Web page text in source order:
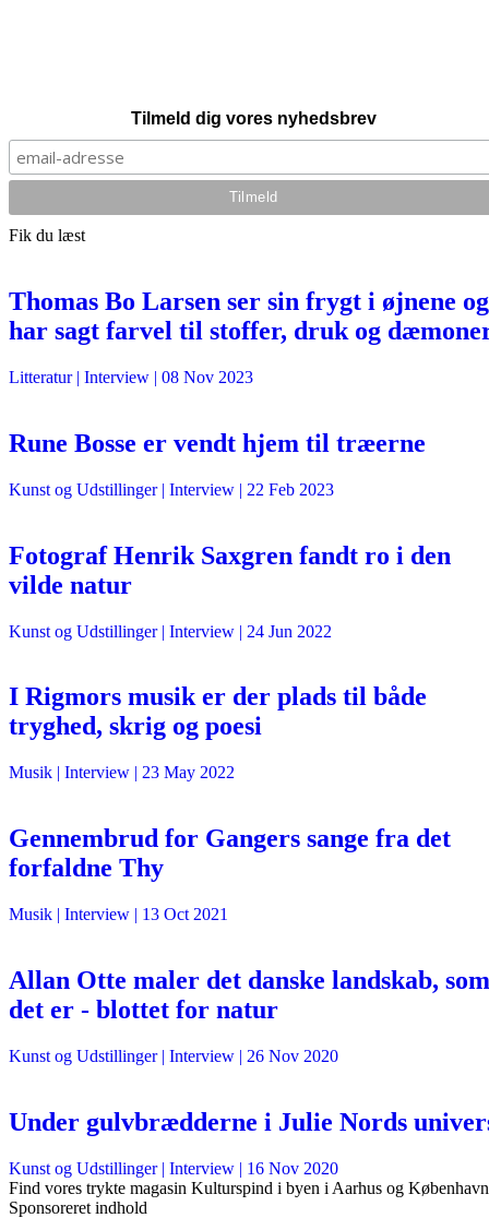
Tilmeld dig vores nyhedsbrev
Fik du læst
Thomas Bo Larsen ser sin frygt i øjnene og
har sagt farvel til stoffer, druk og
Litteratur| Interview | 08 Nov 2023
Rune Bosse er vendt hjem til træerne
Kunst og Udstillinger| Interview | 22 Feb 2023
Fotograf Henrik Saxgren fandt ro i den
vilde natur
Kunst og Udstillinger| Interview | 24 Jun 2022
I Rigmors musik er der plads til både
tryghed, skrig og poesi
Musik | Interview | 23 May 2022
Gennembrud for Gangers sange fra det
forfaldne Thy
Musik | Interview | 13 Oct 2021
Allan Otte maler det danske landskab, som
det er - blottet for natur
Kunst og Udstillinger| Interview | 26 Nov 2020
Under gulvbrædderne i Julie Nords
Kunst og Udstillinger| Interview | 16 Nov 2020
Find vores trykte magasin Kulturspind i byen i Aarhus og København
Sponsoreret indhold